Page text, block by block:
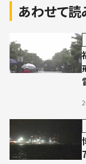
あわせて